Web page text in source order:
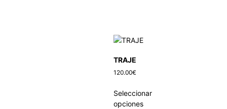
TRAJE
120.00€
Seleccionar
opciones